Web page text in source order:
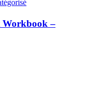
Workbook –